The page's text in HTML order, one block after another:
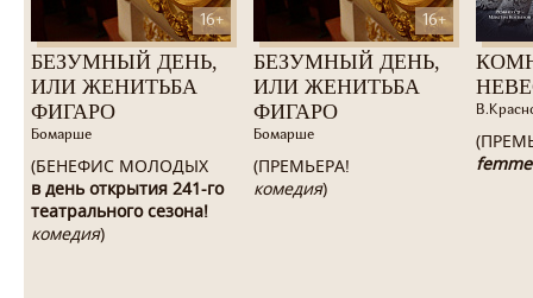
16+
БЕЗУМНЫЙ ДЕНЬ,
ИЛИ ЖЕНИТЬБА
ФИГАРО
Бомарше
(БЕНЕФИС МОЛОДЫХ
в день открытия 241-го
театрального сезона!
комедия)
16+
БЕЗУМНЫЙ ДЕНЬ,
ИЛИ ЖЕНИТЬБА
ФИГАРО
Бомарше
(ПРЕМЬЕРА!
комедия)